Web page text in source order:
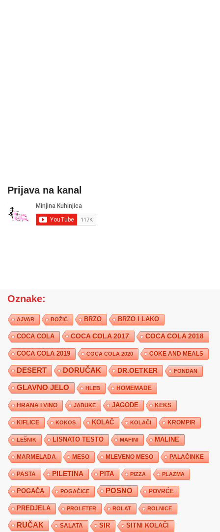
Prijava na kanal
Oznake:
AJVAR BOŽIĆ BRZO BRZO I LAKO
COCA COLA COCA COLA 2017 COCA COLA 2018
COCA COLA 2019 COCA COLA 2020 COKE AND MEALS
DESERT DORUČAK DR.OETKER FONDAN
GLAVNO JELO HLEB HOMEMADE
HRANA I VINO JABUKE JAGODE KEKS
KIFLICE KOKOS KOLAČ KOLAČI KROMPIR
LEŠNIK LISNATO TESTO MAFINI MALINE
MARMELADA MESO MLEVENO MESO PALAČINKE
PASTA PILETINA PITA PIZZA PLAZMA
POGAČA POGAČICE POSNO POVRĆE
PREDJELA PROLETER ROLAT ROLNICE
RUČAK SALATA SIR SITNI KOLAČI